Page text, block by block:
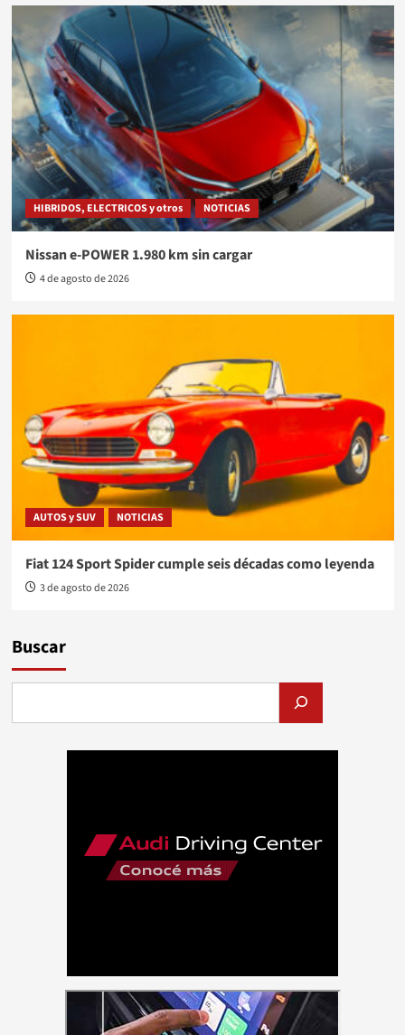
HIBRIDOS, ELECTRICOS y otros NOTICIAS
Nissan e-POWER 1.980 km sin cargar
4 de agosto de 2026
AUTOS y SUV NOTICIAS
Fiat 124 Sport Spider cumple seis décadas como leyenda
3 de agosto de 2026
Buscar